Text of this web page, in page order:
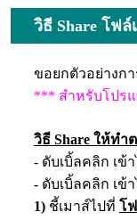
วิธี Share โฟ
ขอยกตัวอย่างกา
*** สำหรับโปร
วิธี Share ให้ท
- ดับเบิ้ลคลิก เข้
- ดับเบิ้ลคลิก เข้
1) ชี้เมาส์ไปที่ โ